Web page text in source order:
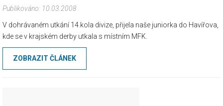
Publikováno: 10.03.2008
V dohrávaném utkání 14.kola divize, přijela naše juniorka do Havířova,
kde se v krajském derby utkala s místním MFK.
ZOBRAZIT ČLÁNEK